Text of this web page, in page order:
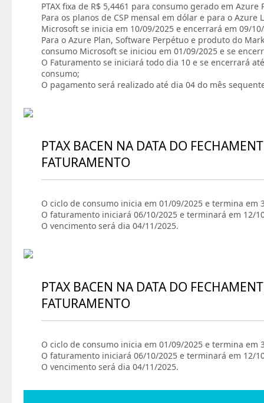
PTAX fixa de R$ 5,4461 para consumo gerado em Azure
Para os planos de CSP mensal em dólar e para o Azure
Microsoft se inicia em 10/09/2025 e encerrará em 09/
Para o Azure Plan, Software Perpétuo e produto do
consumo Microsoft se iniciou em 01/09/2025 e se
O Faturamento se iniciará todo dia 10 e se encerrará
consumo;
O pagamento será realizado até dia 04 do mês
PTAX BACEN NA DATA DO
FATURAMENTO
O ciclo de consumo inicia em 01/09/2025 e termina em
O faturamento iniciará 06/10/2025 e terminará em 12/
O vencimento será dia 04/11/2025.
PTAX BACEN NA DATA DO
FATURAMENTO
O ciclo de consumo inicia em 01/09/2025 e termina em
O faturamento iniciará 06/10/2025 e terminará em 12/
O vencimento será dia 04/11/2025.